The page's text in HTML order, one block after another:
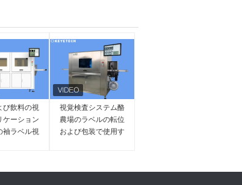
び飲料の視
ケーション
袖ラベル視
視覚検査システム酪
農場のラベルの転位
および包装で使用す